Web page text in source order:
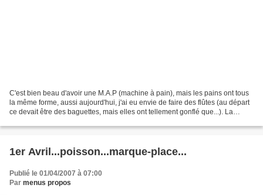
C'est bien beau d'avoir une M.A.P (machine à pain), mais les pains ont tous
la même forme, aussi aujourd'hui, j'ai eu envie de faire des flûtes (au départ
ce devait être des baguettes, mais elles ont tellement gonflé que...). La
1er Avril...poisson...marque-place...
Publié le 01/04/2007 à 07:00
Par menus propos